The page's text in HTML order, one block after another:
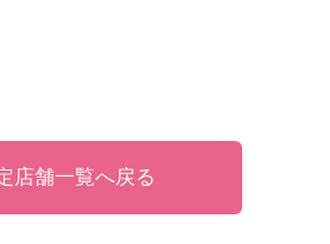
店舗一覧へ戻る